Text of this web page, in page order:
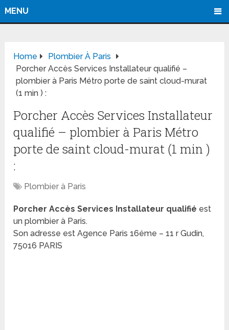
MENU
Home
Plombier À Paris
Porcher Accès Services Installateur qualifié –
plombier à Paris Métro porte de saint cloud-murat
(1 min ) :
Porcher Accès Services Installateur
qualifié – plombier à Paris Métro
porte de saint cloud-murat (1 min )
:
Plombier à Paris
Porcher Accès Services Installateur qualifié est
un plombier à Paris.
Son adresse est Agence Paris 16éme – 11 r Gudin,
75016 PARIS